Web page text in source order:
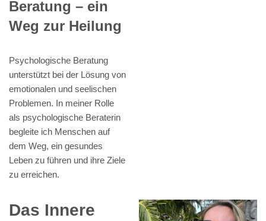
Beratung – ein
Weg zur Heilung
Psychologische Beratung
unterstützt bei der Lösung von
emotionalen und seelischen
Problemen. In meiner Rolle
als psychologische Beraterin
begleite ich Menschen auf
dem Weg, ein gesundes
Leben zu führen und ihre Ziele
zu erreichen.
Das Innere